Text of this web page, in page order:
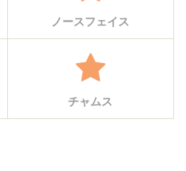
ノースフェイス
チャムス